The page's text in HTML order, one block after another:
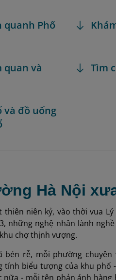
quanh Phố
quan và
và đồ uống
Tìm
Hà Nội
niên kỷ, vào thời vua
những nghệ nhân lành
chợ thịnh vượng.
rễ, mỗi phường
biểu tượng của khu phố -
nữa - mỗi tên phản ánh